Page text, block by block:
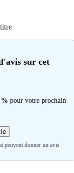
sur cet
% pour votre prochain
peuvent donner un avis